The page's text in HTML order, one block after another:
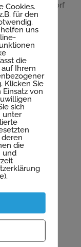
in Wermsdorf
Cookies.
für den
uns
die
Ihrem
Klicken Sie
Einsatz von
sich
unter
die
und